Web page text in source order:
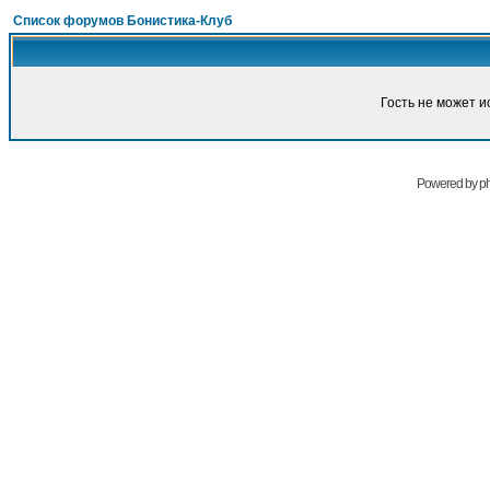
Список форумов Бонистика-Клуб
Гость не может
Powered by